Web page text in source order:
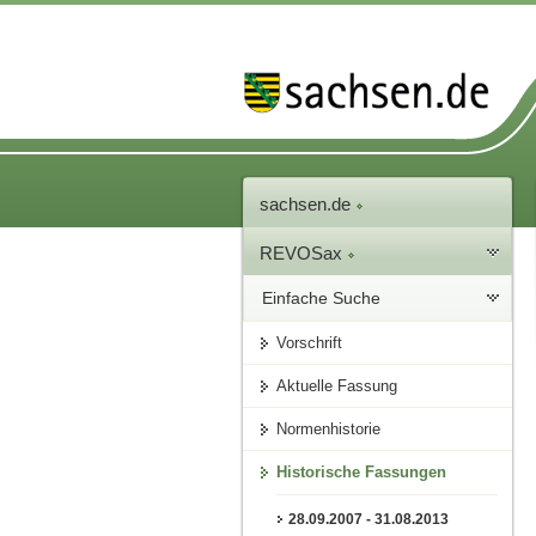
sachsen.de
REVOSax
Einfache Suche
Vorschrift
Aktuelle Fassung
Normenhistorie
Historische Fassungen
28.09.2007 - 31.08.2013